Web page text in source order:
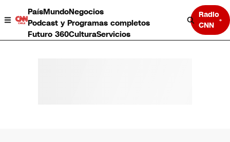
PaísMundoNegocios
Podcast y Programas completos
Futuro 360CulturaServicios
Radio
CNN